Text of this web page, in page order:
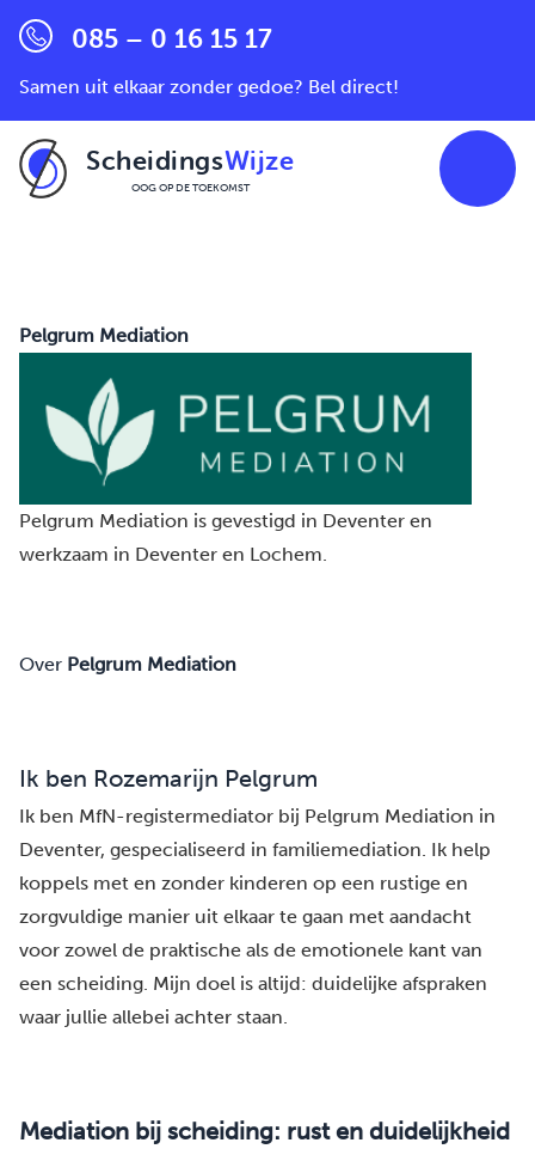
085 – 0 16 15 17
Samen uit elkaar zonder gedoe? Bel direct!
ScheidingsWijze
OOG OP DE TOEKOMST
Pelgrum Mediation
Pelgrum Mediation is gevestigd in Deventer en
werkzaam in Deventer en Lochem.
Over Pelgrum Mediation
Ik ben Rozemarijn Pelgrum
Ik ben MfN-registermediator bij Pelgrum Mediation in
Deventer, gespecialiseerd in familiemediation. Ik help
koppels met en zonder kinderen op een rustige en
zorgvuldige manier uit elkaar te gaan met aandacht
voor zowel de praktische als de emotionele kant van
een scheiding. Mijn doel is altijd: duidelijke afspraken
waar jullie allebei achter staan.
Mediation bij scheiding: rust en duidelijkheid